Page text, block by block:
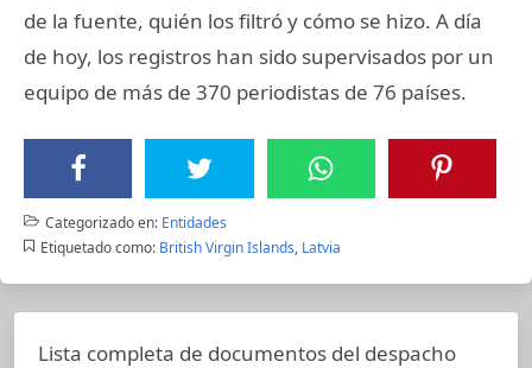
de la fuente, quién los filtró y cómo se hizo. A día
de hoy, los registros han sido supervisados por un
equipo de más de 370 periodistas de 76 países.
Categorizado en: Entidades
Etiquetado como: British Virgin Islands, Latvia
Lista completa de documentos del despacho